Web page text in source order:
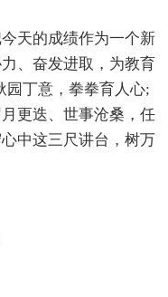
天的成绩作为一个新
、奋发进取，为教育
园丁意，拳拳育人心;
更迭、世事沧桑，任
中这三尺讲台，树万